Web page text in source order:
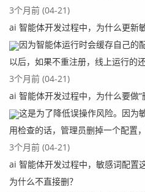
3个月前 (04-21)
ai 智能体开发过程中，为什么更新
因为智能体运行时会缓存自己的
以后，如果不重注册，线上运行的
3个月前 (04-21)
ai 智能体开发过程中，为什么要做“
这是为了降低误操作风险。因为
用检查的话，管理员删掉一个配置
3个月前 (04-21)
ai 智能体开发过程中，敏感词配置
为什么不直接删？